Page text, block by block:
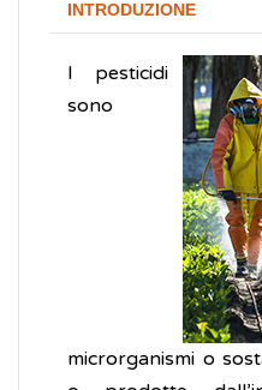
INTRODUZIONE
I pesticidi
sono
microrganismi o